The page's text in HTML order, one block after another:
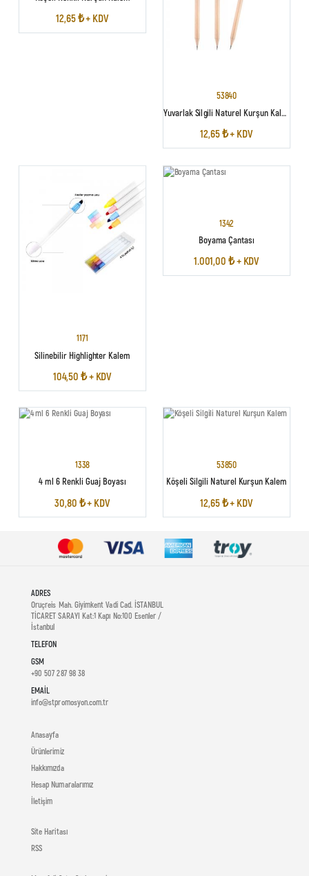
12,65 ₺ + KDV
53840
Yuvarlak Silgili Naturel Kurşun Kalem
12,65 ₺ + KDV
1171
Silinebilir Highlighter Kalem
104,50 ₺ + KDV
1342
Boyama Çantası
1.001,00 ₺ + KDV
1338
4 ml 6 Renkli Guaj Boyası
30,80 ₺ + KDV
53850
Köşeli Silgili Naturel Kurşun Kalem
12,65 ₺ + KDV
ADRES
Oruçreis Mah. Giyimkent Vadi Cad. İSTANBUL
TİCARET SARAYI Kat:1 Kapı No:100 Esenler /
İstanbul
TELEFON
GSM
+90 507 287 98 38
EMAIL
info@stpromosyon.com.tr
Anasayfa
Ürünlerimiz
Hakkımızda
Hesap Numaralarımız
İletişim
Site Haritası
RSS